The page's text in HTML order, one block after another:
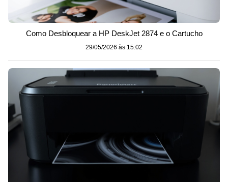
Como Desbloquear a HP DeskJet 2874 e o Cartucho
29/05/2026 às 15:02